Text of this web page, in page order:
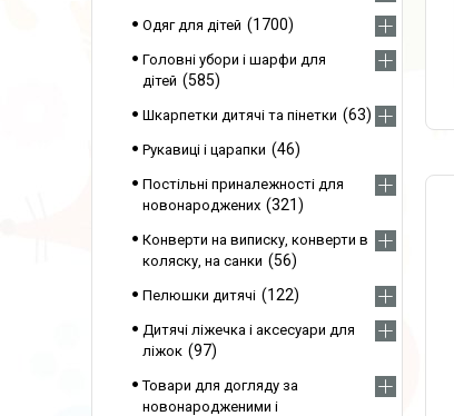
Одяг для дітей 1700
Головні убори і шарфи для
дітей
585
Шкарпетки дитячі та пінетки 63
Рукавиці і царапки 46
Постільні приналежності для
новонароджених
321
Конверти на виписку, конверти в
коляску, на санки
56
Пелюшки дитячі 122
Дитячі ліжечка і аксесуари для
ліжок
97
Товари для догляду за
новонародженими і